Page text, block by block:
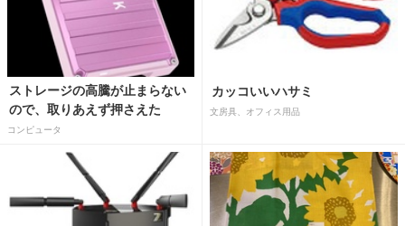
ストレージの高騰が止まらない
ので、取りあえず押さえた
コンピュータ
カッコいいハサミ
文房具、オフィス用品